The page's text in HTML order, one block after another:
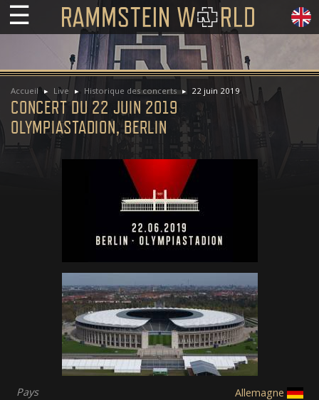
☰
Accueil Live Historique des concerts 22 juin 2019
CONCERT DU 22 JUIN 2019
OLYMPIASTADION, BERLIN
Pays
Allemagne